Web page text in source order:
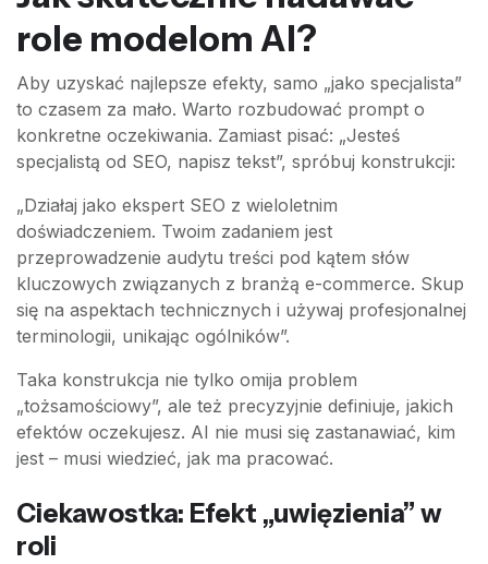
role modelom AI?
Aby uzyskać najlepsze efekty, samo „jako specjalista”
to czasem za mało. Warto rozbudować prompt o
konkretne oczekiwania. Zamiast pisać: „Jesteś
specjalistą od SEO, napisz tekst”, spróbuj konstrukcji:
„Działaj jako ekspert SEO z wieloletnim
doświadczeniem. Twoim zadaniem jest
przeprowadzenie audytu treści pod kątem słów
kluczowych związanych z branżą e-commerce. Skup
się na aspektach technicznych i używaj profesjonalnej
terminologii, unikając ogólników”.
Taka konstrukcja nie tylko omija problem
„tożsamościowy”, ale też precyzyjnie definiuje, jakich
efektów oczekujesz. AI nie musi się zastanawiać, kim
jest – musi wiedzieć, jak ma pracować.
Ciekawostka: Efekt „uwięzienia” w
roli